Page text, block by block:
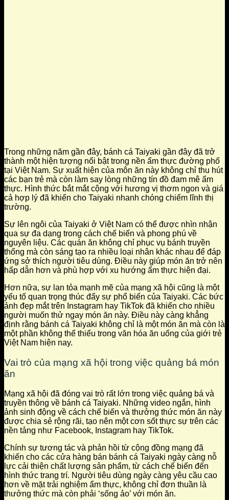
Trong những năm gần đây, bánh cá Taiyaki gần đây đã trở
thành một hiện tượng nổi bật trong nền ẩm thực đường phố
tại Việt Nam. Sự xuất hiện của môn ăn này không chỉ thu hút
các bạn trẻ mà còn làm say lòng những tín đồ đam mê ẩm
thực. Hình thức bắt mắt cộng với hương vị thơm ngon và giá
cả hợp lý đã khiến cho Taiyaki nhanh chóng chiếm lĩnh thị
trường.
Sự lên ngôi của Taiyaki ở Việt Nam có thể được nhìn nhận
qua sự đa dạng trong cách chế biến và phong phú về
nguyên liệu. Các quán ăn không chỉ phục vụ bánh truyền
thống mà còn sáng tạo ra nhiều loại nhân khác nhau để đáp
ứng sở thích người tiêu dùng. Điều này giúp món ăn trở nên
hấp dẫn hơn và phù hợp với xu hướng ẩm thực hiện đại.
Hơn nữa, sự lan tỏa mạnh mẽ của mạng xã hội cũng là một
yếu tố quan trọng thúc đẩy sự phổ biến của Taiyaki. Các bức
ảnh đẹp mắt trên Instagram hay TikTok đã khiến cho nhiều
người muốn thử ngay món ăn này. Điều này càng khẳng
định rằng bánh cá Taiyaki không chỉ là một món ăn mà còn là
một phần không thể thiếu trong văn hóa ăn uống của giới trẻ
Việt Nam hiện nay.
Vai trò của mạng xã hội trong việc quảng bá món
ăn
Mạng xã hội đã đóng vai trò rất lớn trong việc quảng bá và
truyền thông về bánh cá Taiyaki. Những video ngắn, hình
ảnh sinh động về cách chế biến và thưởng thức món ăn này
được chia sẻ rộng rãi, tạo nên một cơn sốt thực sự trên các
nền tảng như Facebook, Instagram hay TikTok.
Chính sự tương tác và phản hồi từ cộng đồng mạng đã
khiến cho các cửa hàng bán bánh cá Taiyaki ngày càng nỗ
lực cải thiện chất lượng sản phẩm, từ cách chế biến đến
hình thức trang trí. Người tiêu dùng ngày càng yêu cầu cao
hơn về mặt trải nghiệm ẩm thực, không chỉ đơn thuần là
thưởng thức mà còn phải ‘sống ảo’ với món ăn.